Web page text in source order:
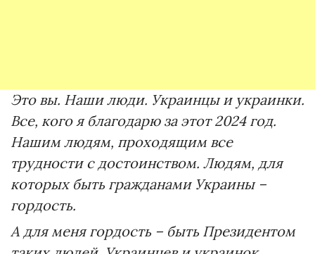
Это вы. Наши люди. Украинцы и украинки.
Все, кого я благодарю за этот 2024 год.
Нашим людям, проходящим все
трудности с достоинством. Людям, для
которых быть гражданами Украины –
гордость.
А для меня гордость – быть Президентом